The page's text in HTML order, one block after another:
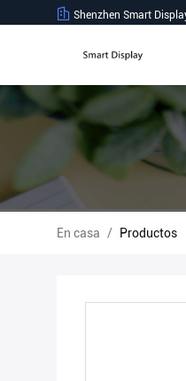
Shenzhen Smart
En casa / Productos